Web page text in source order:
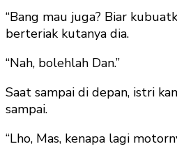
“Bang mau juga? Biar
berteriak kutanya dia.
“Nah, bolehlah Dan.”
Saat sampai di depan, istri
sampai.
“Lho, Mas, kenapa lagi